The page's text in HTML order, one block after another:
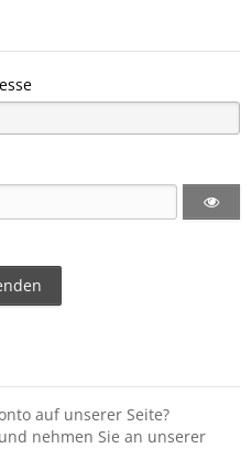
auf unserer Seite?
und nehmen Sie an unserer